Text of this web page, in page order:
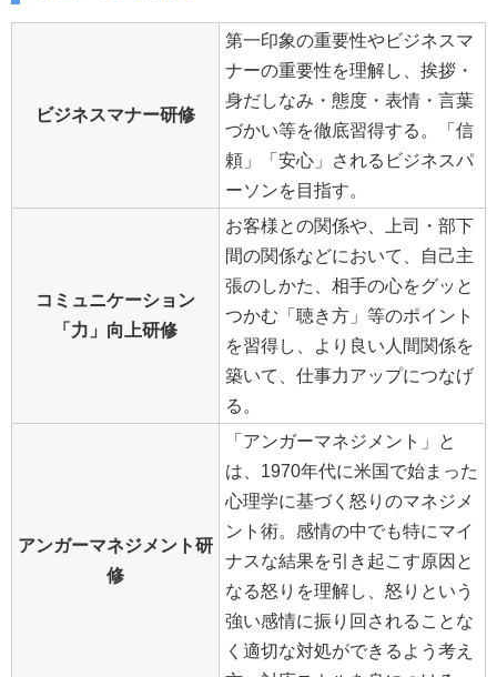
ビジネスマナー研修
第一印象の重要性やビジネスマ
ナーの重要性を理解し、挨拶・
身だしなみ・態度・表情・言葉
づかい等を徹底習得する。「信
頼」「安心」されるビジネスパ
ーソンを目指す。
コミュニケーション
「力」向上研修
お客様との関係や、上司・部下
間の関係などにおいて、自己主
張のしかた、相手の心をグッと
つかむ「聴き方」等のポイント
を習得し、より良い人間関係を
築いて、仕事力アップにつなげ
る。
アンガーマネジメント研
修
「アンガーマネジメント」と
は、1970年代に米国で始まった
心理学に基づく怒りのマネジメ
ント術。感情の中でも特にマイ
ナスな結果を引き起こす原因と
なる怒りを理解し、怒りという
強い感情に振り回されることな
く適切な対処ができるよう考え